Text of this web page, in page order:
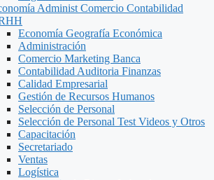
Administ Comercio Contabilidad
Economía Geografía Económica
Administración
Comercio Marketing Banca
Contabilidad Auditoria Finanzas
Calidad Empresarial
Gestión de Recursos Humanos
Selección de Personal
Selección de Personal Test Videos y Otros
Capacitación
Secretariado
Ventas
Logística